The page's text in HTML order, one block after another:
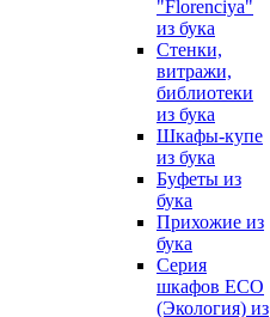
"Florenciya"
из бука
Стенки,
витражи,
библиотеки
из бука
Шкафы-купе
из бука
Буфеты из
бука
Прихожие из
бука
Серия
шкафов ECO
(Экология) из